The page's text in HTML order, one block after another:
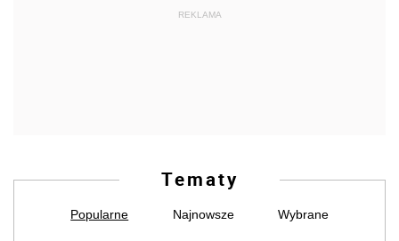
REKLAMA
Tematy
Popularne Najnowsze Wybrane